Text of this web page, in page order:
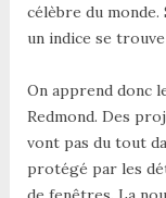
célèbre du monde.
un indice se
On apprend donc
Redmond. Des
vont pas du tout
protégé par les